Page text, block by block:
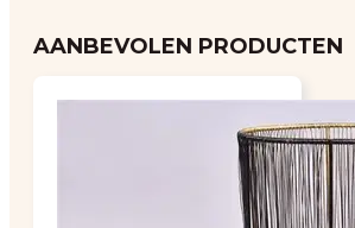
AANBEVOLEN PRODUCTEN